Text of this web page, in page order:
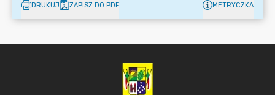
DRUKUJ ZAPISZ DO PDF METRYCZKA